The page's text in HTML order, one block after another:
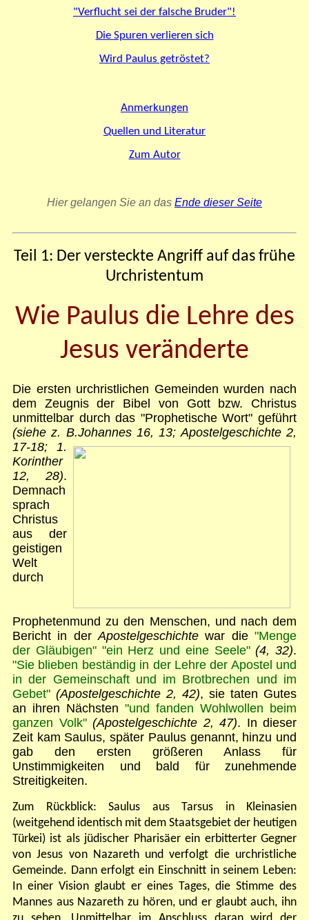
"Verflucht sei der falsche Bruder"!
Die Spuren verlieren sich
Wird Paulus getröstet?
Anmerkungen
Quellen und Literatur
Zum Autor
Hier gelangen Sie an das Ende dieser Seite
Teil 1: Der versteckte Angriff auf das frühe
Urchristentum
Wie Paulus die Lehre des
Jesus veränderte
Die ersten urchristlichen Gemeinden wurden nach
dem Zeugnis der Bibel von Gott bzw. Christus
unmittelbar durch das "Prophetische Wort" geführt
(siehe z. B.Johannes 16, 13; Apostelgeschichte 2,
17-18; 1.
Korinther
12, 28).
Demnach
sprach
Christus
aus der
geistigen
Welt
durch
Prophetenmund zu den Menschen, und nach dem
Bericht in der Apostelgeschichte war die "Menge
der Gläubigen" "ein Herz und eine Seele" (4, 32).
"Sie blieben beständig in der Lehre der Apostel und
in der Gemeinschaft und im Brotbrechen und im
Gebet" (Apostelgeschichte 2, 42), sie taten Gutes
an ihren Nächsten "und fanden Wohlwollen beim
ganzen Volk" (Apostelgeschichte 2, 47). In dieser
Zeit kam Saulus, später Paulus genannt, hinzu und
gab den ersten größeren Anlass für
Unstimmigkeiten und bald für zunehmende
Streitigkeiten.
Zum Rückblick: Saulus aus Tarsus in Kleinasien
(weitgehend identisch mit dem Staatsgebiet der heutigen
Türkei) ist als jüdischer Pharisäer ein erbitterter Gegner
von Jesus von Nazareth und verfolgt die urchristliche
Gemeinde. Dann erfolgt ein Einschnitt in seinem Leben:
In einer Vision glaubt er eines Tages, die Stimme des
Mannes aus Nazareth zu hören, und er glaubt auch, ihn